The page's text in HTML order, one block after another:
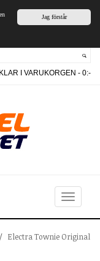
Jag förstår
I VARUKORGEN - 0:-
Toggle
navigation
/ Electra Townie Original